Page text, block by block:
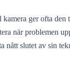
ger ofta den
när problemen
nått slutet av sin